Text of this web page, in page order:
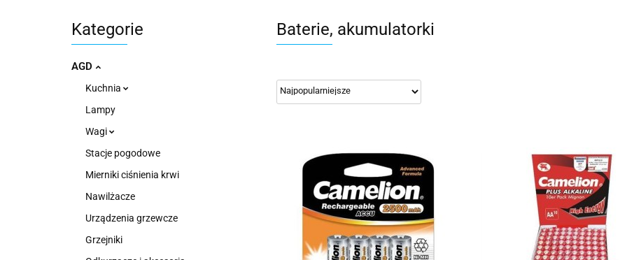
Kategorie
AGD
Kuchnia
Lampy
Wagi
Stacje pogodowe
Mierniki ciśnienia krwi
Nawilżacze
Urządzenia grzewcze
Grzejniki
Baterie, akumulatorki